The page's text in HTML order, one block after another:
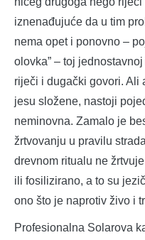
iznenađujuće da u tim
nema opet i ponovno –
olovka” – toj
riječi i dugački govori. Ali
jesu složene, nastoji
neminovna. Zamalo je
žrtvovanju u pravilu
drevnom ritualu ne
ili fosilizirano, a to su
ono što je naprotiv živo i
Profesionalna Solarova